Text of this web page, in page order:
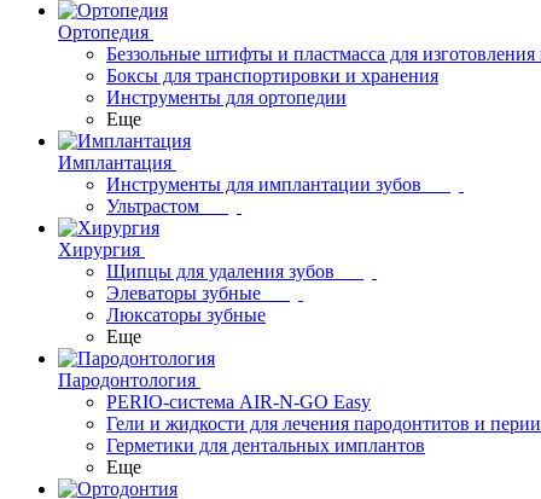
Ортопедия
Беззольные штифты и пластмасса для изготовления
Боксы для транспортировки и хранения
Инструменты для ортопедии
Еще
Имплантация
Инструменты для имплантации зубов
Ультрастом
Хирургия
Щипцы для удаления зубов
Элеваторы зубные
Люксаторы зубные
Еще
Пародонтология
PERIO-система AIR-N-GO Easy
Гели и жидкости для лечения пародонтитов и
Герметики для дентальных имплантов
Еще